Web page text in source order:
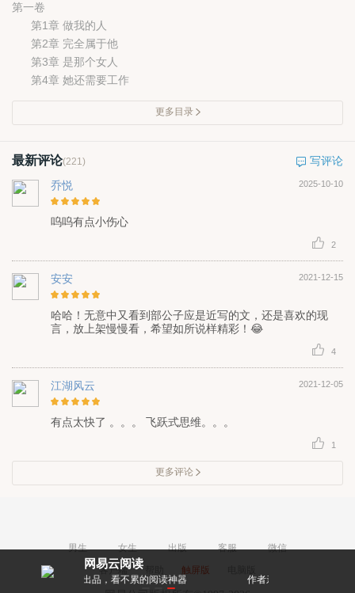
第一卷
第1章 做我的人
第2章 完全属于他
第3章 是那个女人
第4章 她还需要工作
更多目录
最新评论(221)
写评论
乔悦
2025-10-10
呜呜有点小伤心
2
安安 2021-12-15
哈哈！无意中又看到部公子应是近写的文，还是喜欢的现
言，放上架慢慢看，希望如所说样精彩！😂
4
江湖风云 2021-12-05
有点太快了 。。。 飞跃式思维。。。
1
更多评论
男生 女生 出版 客服
微信
客户端
触屏版
网易云阅读
看不累的阅读神器 作者亲密互动，和大神零距离！